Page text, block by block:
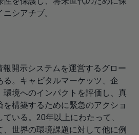
シアチブ。
報開示システムを運営するグロー
。キャピタルマーケッツ、企
環境へのインパクトを評価し、真
構築するために緊急のアクショ
いる。20年以上にわたって、
、世界の環境課題に対して他に例